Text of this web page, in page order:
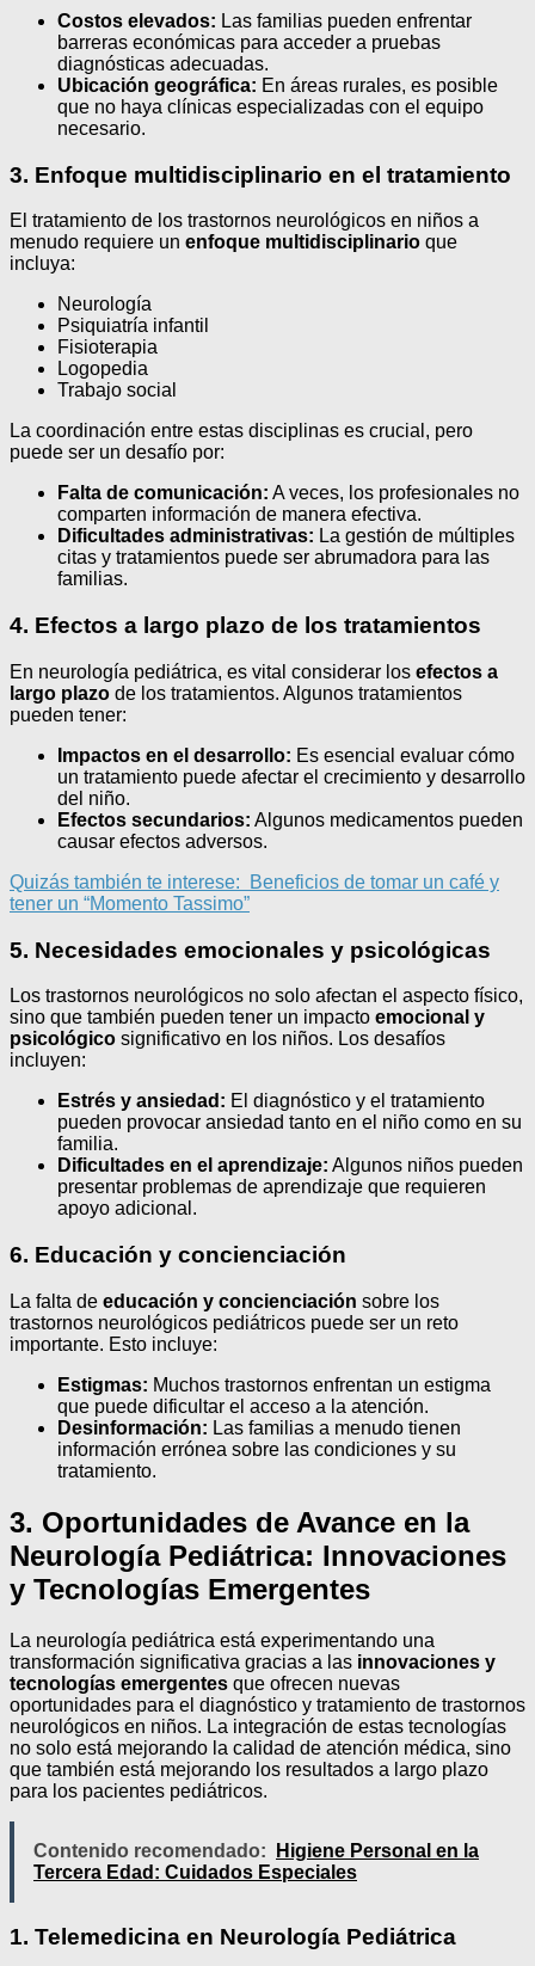
Costos elevados: Las familias pueden enfrentar
barreras económicas para acceder a pruebas
diagnósticas adecuadas.
Ubicación geográfica: En áreas rurales, es posible
que no haya clínicas especializadas con el equipo
necesario.
3. Enfoque multidisciplinario en el tratamiento
El tratamiento de los trastornos neurológicos en niños a
menudo requiere un enfoque multidisciplinario que
incluya:
Neurología
Psiquiatría infantil
Fisioterapia
Logopedia
Trabajo social
La coordinación entre estas disciplinas es crucial, pero
puede ser un desafío por:
Falta de comunicación: A veces, los profesionales no
comparten información de manera efectiva.
Dificultades administrativas: La gestión de múltiples
citas y tratamientos puede ser abrumadora para las
familias.
4. Efectos a largo plazo de los tratamientos
En neurología pediátrica, es vital considerar los efectos a
largo plazo de los tratamientos. Algunos tratamientos
pueden tener:
Impactos en el desarrollo: Es esencial evaluar cómo
un tratamiento puede afectar el crecimiento y desarrollo
del niño.
Efectos secundarios: Algunos medicamentos pueden
causar efectos adversos.
Quizás también te interese:
Beneficios de tomar un café y
tener un “Momento Tassimo”
5. Necesidades emocionales y psicológicas
Los trastornos neurológicos no solo afectan el aspecto físico,
sino que también pueden tener un impacto emocional y
psicológico significativo en los niños. Los desafíos
incluyen:
Estrés y ansiedad: El diagnóstico y el tratamiento
pueden provocar ansiedad tanto en el niño como en su
familia.
Dificultades en el aprendizaje: Algunos niños pueden
presentar problemas de aprendizaje que requieren
apoyo adicional.
6. Educación y concienciación
La falta de educación y concienciación sobre los
trastornos neurológicos pediátricos puede ser un reto
importante. Esto incluye:
Estigmas: Muchos trastornos enfrentan un estigma
que puede dificultar el acceso a la atención.
Desinformación: Las familias a menudo tienen
información errónea sobre las condiciones y su
tratamiento.
3. Oportunidades de Avance en la
Neurología Pediátrica: Innovaciones
y Tecnologías Emergentes
La neurología pediátrica está experimentando una
transformación significativa gracias a las innovaciones y
tecnologías emergentes que ofrecen nuevas
oportunidades para el diagnóstico y tratamiento de trastornos
neurológicos en niños. La integración de estas tecnologías
no solo está mejorando la calidad de atención médica, sino
que también está mejorando los resultados a largo plazo
para los pacientes pediátricos.
Contenido recomendado:
Higiene Personal en la
Tercera Edad: Cuidados Especiales
1. Telemedicina en Neurología Pediátrica